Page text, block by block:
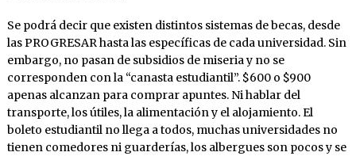
Se podrá decir que existen distintos sistemas de becas, desde
las PROGRESAR hasta las específicas de cada universidad. Sin
embargo, no pasan de subsidios de miseria y no se
corresponden con la “canasta estudiantil”. $600 o $900
apenas alcanzan para comprar apuntes. Ni hablar del
transporte, los útiles, la alimentación y el alojamiento. El
boleto estudiantil no llega a todos, muchas universidades no
tienen comedores ni guarderías, los albergues son pocos y se